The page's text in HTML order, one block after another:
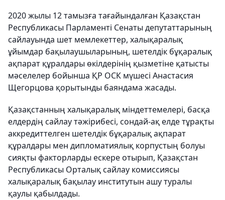
2020 жылы 12 тамызға тағайындалған Қазақстан
Республикасы Парламенті Сенаты депутаттарының
сайлауында шет мемлекеттер, халықаралық
ұйымдар бақылаушыларының, шетелдік бұқаралық
ақпарат құралдары өкілдерінің қызметіне қатысты
мәселелер бойынша ҚР ОСК мүшесі Анастасия
Щегорцова қорытынды баяндама жасады.
Қазақстанның халықаралық міндеттемелері, басқа
елдердің сайлау тәжірибесі, сондай-ақ елде тұрақты
аккредиттелген шетелдік бұқаралық ақпарат
құралдары мен дипломатиялық корпустың болуы
сияқты факторларды ескере отырып, Қазақстан
Республикасы Орталық сайлау комиссиясы
халықаралық бақылау институтын ашу туралы
қаулы қабылдады.